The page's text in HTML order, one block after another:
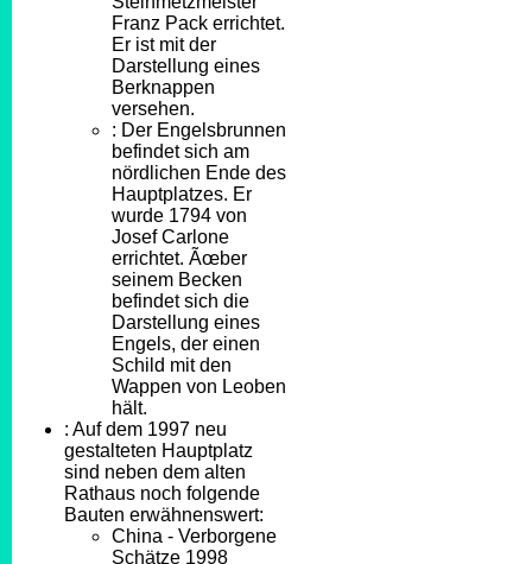
Franz Pack errichtet.
Er ist mit der
Darstellung eines
Berknappen
versehen.
: Der Engelsbrunnen
befindet sich am
nördlichen Ende des
Hauptplatzes. Er
wurde 1794 von
Josef Carlone
errichtet. Ãœber
seinem Becken
befindet sich die
Darstellung eines
Engels, der einen
Schild mit den
Wappen von Leoben
hält.
: Auf dem 1997 neu
gestalteten Hauptplatz
sind neben dem alten
Rathaus noch folgende
Bauten erwähnenswert:
China - Verborgene
Schätze 1998